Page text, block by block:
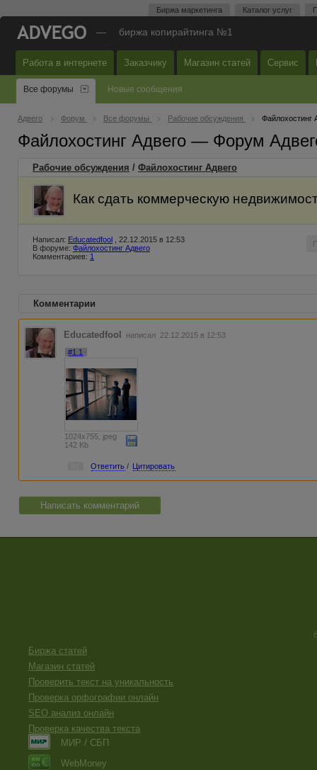
Биржа маркетинга Каталог услуг
— биржа копирайтинга №1
Работа в интернете Заказчику Магазин статей Сервис
Все форумы Новые сообщения
Адвего Форум Все форумы Рабочие обсуждения Файлохостинг
Файлохостинг Адвего — Форум
Рабочие обсуждения / Файлохостинг Адвего
Как сдать коммерческую
Написал: Educatedfool , 22.12.2015 в 12:53
В форуме: Файлохостинг Адвего
Комментариев: 1
Комментарии
Educatedfool
написал 22.12.2015 в 12:53
#1.1
1024x755, jpeg
142 Kb
Ответить / Цитировать
Написать комментарий
Биржа статей
Магазин статей
Проверить текст на уникальность
Проверка орфографии онлайн
SEO анализ онлайн
Проверка качества текста
МИР / СБП
WebMoney